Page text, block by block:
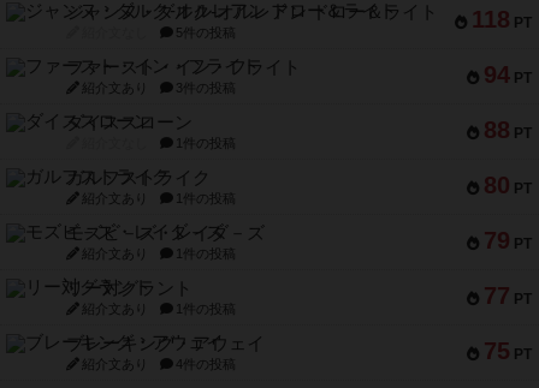
118 PT
ジャンヌ・ダルク-オルレアン ドロー＆ライト
5件の投稿
94 PT
ファースト・イン・フライト
紹介文あり 3件の投稿
88 PT
ダイススローン
1件の投稿
80 PT
ガルフストライク
紹介文あり 1件の投稿
79 PT
モズビ－ズ・レイダ－ズ
紹介文あり 1件の投稿
77 PT
リー対グラント
紹介文あり 1件の投稿
75 PT
ブレーキング・アウェイ
紹介文あり 4件の投稿